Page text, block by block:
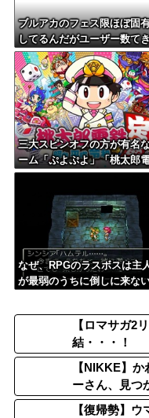
ブルアカのフェス限ほぼ固
してるんだがユーザー数て
はどんなもん？
三大スピンオフの方が有名
ーム「ぷよぷよ」「桃太郎
鉄」「KOF」
なぜ、RPGのラスボスは主
が最弱のうちに倒しに来な
【ロマサガ2
結・・・！
【NIKKE】
ーさん、見つ
【復帰勢】